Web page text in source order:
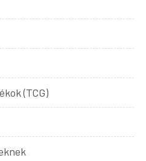
(TCG)